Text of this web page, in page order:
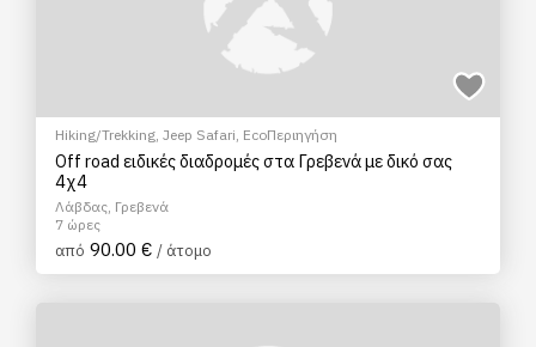
Hiking/Trekking, Jeep Safari, EcoΠεριηγήση
Off road ειδικές διαδρομές στα Γρεβενά με δικό σας
4χ4
Λάβδας, Γρεβενά
7 ώρες
από 90.00 € / άτομο